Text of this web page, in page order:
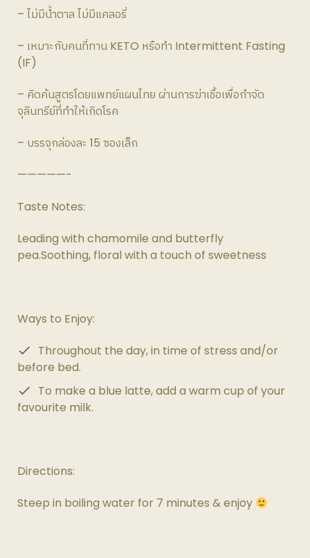
– ไม่มีน้ำตาล ไม่มีแคลอรี่
– เหมาะกับคนที่ทาน KETO หรือทำ Intermittent Fasting
(IF)
– คิดค้นสูตรโดยแพทย์แผนไทย ผ่านการฆ่าเชื้อเพื่อกำจัด
จุลินทรีย์ที่ทำให้เกิดโรค
– บรรจุกล่องละ 15 ซองเล็ก
—————-
Taste Notes:
Leading with chamomile and butterfly
pea.Soothing, floral with a touch of sweetness
Ways to Enjoy:
Throughout the day, in time of stress and/or
before bed.
To make a blue latte, add a warm cup of your
favourite milk.
Directions:
Steep in boiling water for 7 minutes & enjoy